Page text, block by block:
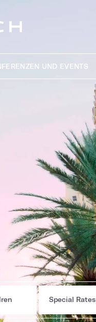
UND EVENTS
Special Rates